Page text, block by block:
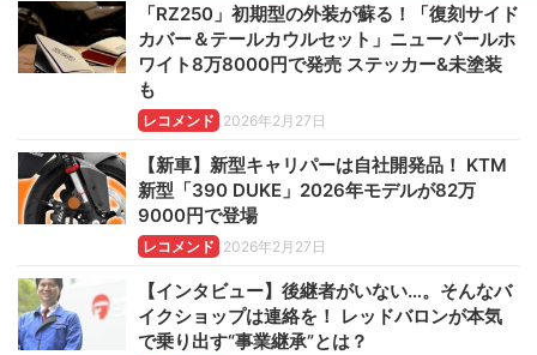
「RZ250」初期型の外装が蘇る！「復刻サイド
カバー＆テールカウルセット」ニューパールホ
ワイト8万8000円で発売 ステッカー&未塗装
も
レコメンド 2026年2月27日
【新車】新型キャリパーは自社開発品！ KTM
新型「390 DUKE」2026年モデルが82万
9000円で登場
レコメンド 2026年2月27日
【インタビュー】後継者がいない…。そんなバ
イクショップは連絡を！ レッドバロンが本気
で乗り出す“事業継承”とは？